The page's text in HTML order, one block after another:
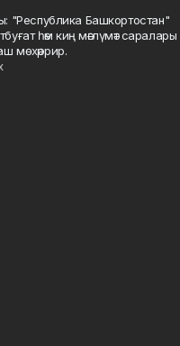
"Республика Башкортостан"
һәм киң мәғлүмәт саралары
мөхәррир.